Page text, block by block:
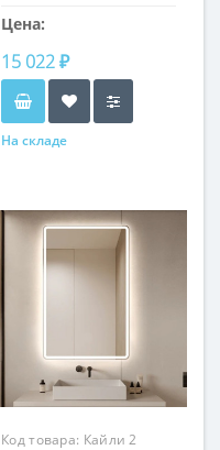
Цена:
15 022 ₽
На складе
Код товара: Кайли 2